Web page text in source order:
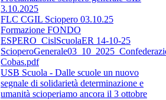
3.10.2025
FLC CGIL Sciopero 03.10.25
Formazione FONDO
ESPERO_CislScuolaER 14-10-25
Cobas.pdf
USB Scuola - Dalle scuole un nuovo
segnale di solidarietà determinazione e
umanità scioperiamo ancora il 3 ottobre